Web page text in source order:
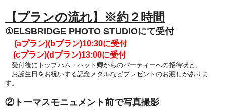
【プランの流れ】※約２時間
①ELSBRIDGE PHOTO STUDIOにて受付
(aプラン)(bプラン)10:30に受付
(cプラン)(dプラン)13:00に受付
受付後に トップハム・ハット卿からのパーティーへの招待状と、
お誕生日をお祝いする記念メダルなどプレゼントのお渡しがありま
す。
②トーマスモニュメント前で写真撮影